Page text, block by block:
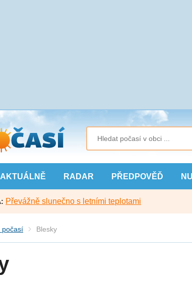
AKTUÁLNĚ RADAR PŘEDPOVĚĎ
Převážně slunečno s letními teplotami
počasí Blesky